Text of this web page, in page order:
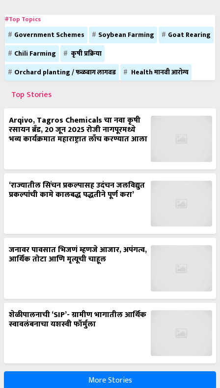
#Top Topics
Government Schemes Soybean Farming
Goat Rearing
Chili Farming
कृषी प्रक्रिया
Orchard planting / फळबाग लागवड
Health मानवी आरोग्य
Top Stories
Arqivo, Tagros Chemicals चा नवा कृषी
रसायन ब्रँड, 20 जून 2025 रोजी नागपूरमध्ये
भव्य कार्यक्रमात महाराष्ट्रात लाँच करण्यात आला
‘राज्यातील सिंचन प्रकल्पासह उदंचन जलविद्युत
प्रकल्पांची कामे कालबद्ध पद्धतीने पूर्ण करा’
जनावर पावसात भिजणं म्हणजे आजार, अपंगत्व,
आर्थिक तोटा आणि मृत्यूची चाहूल
शेळीपालनाची ‘SIP’- ग्रामीण भागातील आर्थिक
स्वावलंबनाचा यशस्वी फॉर्मुला
More Stories